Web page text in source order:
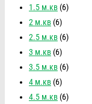
1.5 м.кв (6)
2 м.кв (6)
2.5 м.кв (6)
3 м.кв (6)
3.5 м.кв (6)
4 м.кв (6)
4.5 м.кв (6)